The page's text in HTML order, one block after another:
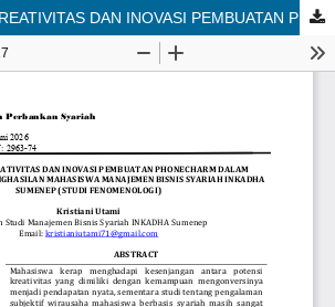
EKSPLORASI KREATIVITAS DAN INOVASI PEMBUATAN PHONECHARM DALAM MENINGKATKAN PENGHASILAN MAHASISWA MANAJEMEN BISNIS SYARIAH INKADHA SUMENEP (STUDI FENOMENOLOGI)